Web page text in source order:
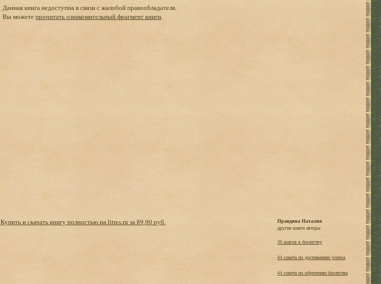
Данная книга недоступна в связи с жалобой правообладателя.
Вы можетепрочитать ознакомительный фрагмент книги.
Купить и скачать книгу полностью на litres.ru за 89,90 руб.
Правдина Наталия
другие книги автора:
30 шагов к богатству
44 совета по достижению успеха
44 совета по обретению богатства